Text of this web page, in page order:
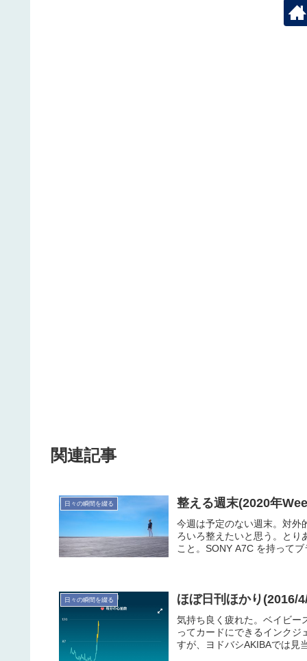
関連記事
日々の瞬間を綴る 整える週末(2020年
今週は予定のない週末。対外
ろいろ整えたいと思う。とり
こと。SONY A7C を持って
日々の瞬間を綴る ほぼ日刊ほかり(2016/
気持ち良く疲れた。ベイビー
ってカードにできるインク
すが、ヨドバシAKIBAでは見